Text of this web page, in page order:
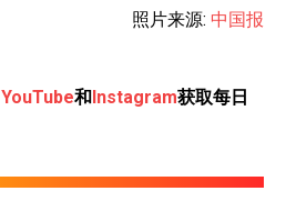
照片来源: 中国报
YouTube和Instagram获取每日